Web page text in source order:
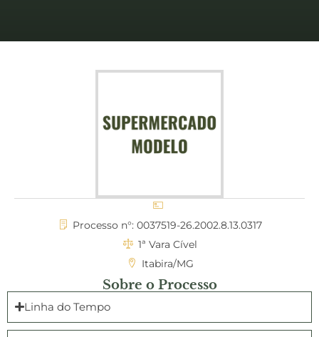
Processo n°: 0037519-26.2002.8.13.0317
1ª Vara Cível
Itabira/MG
Sobre o Processo
Linha do Tempo